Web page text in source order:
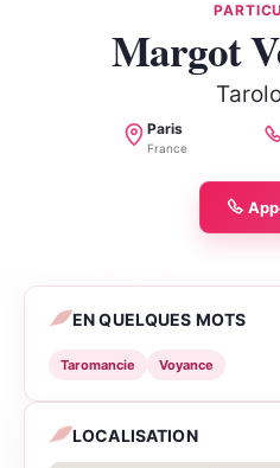
Margot
Localité
Paris
France
EN QUELQUES MOTS
Taromancie Voyance
LOCALISATION